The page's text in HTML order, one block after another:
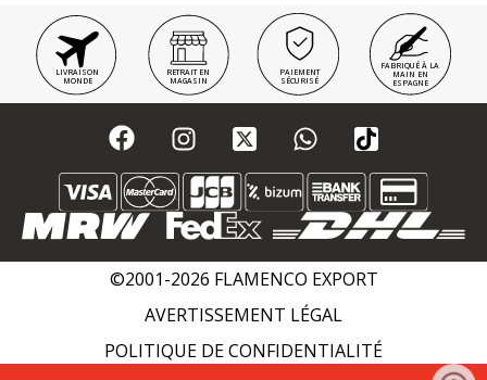
LIVRAISON
MONDE
RETRAIT EN
MAGASIN
PAIEMENT
SÉCURISÉ
FABRIQUÉ À LA
MAIN EN
ESPAGNE
©2001-2026 FLAMENCO EXPORT
AVERTISSEMENT LÉGAL
POLITIQUE DE CONFIDENTIALITÉ